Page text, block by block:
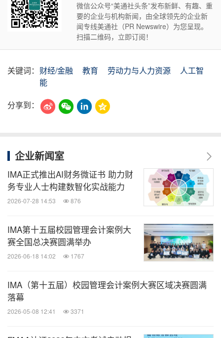
微信公众号“美通社头条”发布新鲜、有趣、重
要的企业与机构新闻，由全球领先的企业新
闻专线美通社（PR Newswire）为您呈现。
扫描二维码，立即订阅！
关键词： 财经/金融 教育 劳动力与人力资源
人工智
能
分享到：
企业新闻室
IMA正式推出AI财务微证书 助力财
务专业人士构建数智化实战能力
2026-07-28 14:53 876
IMA第十五届校园管理会计案例大
赛全国总决赛圆满举办
2026-06-18 14:02 1767
IMA（第十五届）校园管理会计案例大赛区域决赛圆满
落幕
2026-05-08 12:41 3371